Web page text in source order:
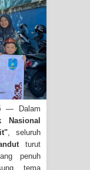
— Dalam
Nasional
, seluruh
turut
penuh
tema